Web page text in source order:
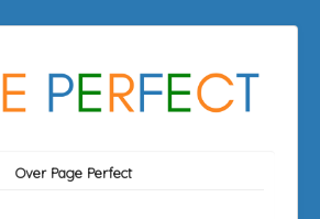
Over Page Perfect